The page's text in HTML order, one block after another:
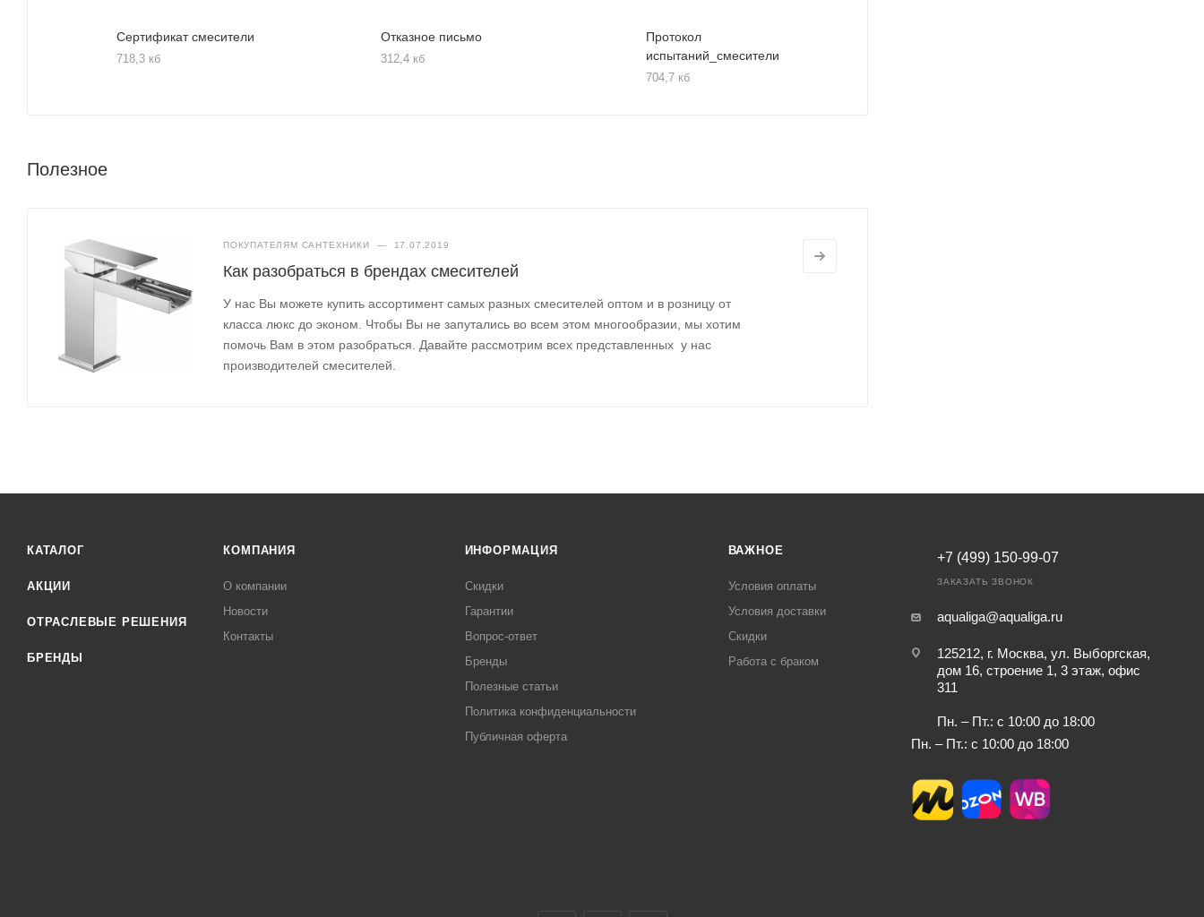
Сертификат смесители
718,3 кб
Отказное письмо
312,4 кб
Протокол
испытаний_смесители
704,7 кб
Полезное
ПОКУПАТЕЛЯМ САНТЕХНИКИ — 17.07.2019
Как разобраться в брендах смесителей
У нас Вы можете купить ассортимент самых разных смесителей оптом и в розницу от
класса люкс до эконом. Чтобы Вы не запутались во всем этом многообразии, мы хотим
помочь Вам в этом разобраться. Давайте рассмотрим всех представленных у нас
производителей смесителей.
КАТАЛОГ
АКЦИИ
ОТРАСЛЕВЫЕ РЕШЕНИЯ
БРЕНДЫ
КОМПАНИЯ
О компании
Новости
Контакты
ИНФОРМАЦИЯ
Скидки
Гарантии
Вопрос-ответ
Бренды
Полезные статьи
Политика конфиденциальности
Публичная оферта
ВАЖНОЕ
Условия оплаты
Условия доставки
Скидки
Работа с браком
+7 (499) 150-99-07
ЗАКАЗАТЬ ЗВОНОК
aqualiga@aqualiga.ru
125212, г. Москва, ул. Выборгская,
дом 16, строение 1, 3 этаж, офис
311
Пн. – Пт.: с 10:00 до 18:00
Пн. – Пт.: с 10:00 до 18:00